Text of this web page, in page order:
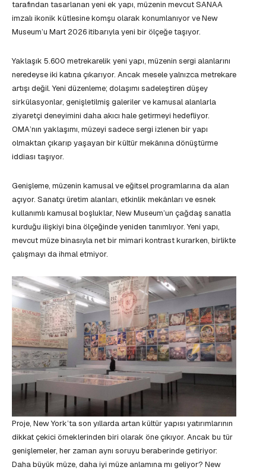
tarafından tasarlanan yeni ek yapı, müzenin mevcut SANAA
imzalı ikonik kütlesine komşu olarak konumlanıyor ve New
Museum’u Mart 2026 itibarıyla yeni bir ölçeğe taşıyor.
Yaklaşık 5.600 metrekarelik yeni yapı, müzenin sergi alanlarını
neredeyse iki katına çıkarıyor. Ancak mesele yalnızca metrekare
artışı değil. Yeni düzenleme; dolaşımı sadeleştiren düşey
sirkülasyonlar, genişletilmiş galeriler ve kamusal alanlarla
ziyaretçi deneyimini daha akıcı hale getirmeyi hedefliyor.
OMA’nın yaklaşımı, müzeyi sadece sergi izlenen bir yapı
olmaktan çıkarıp yaşayan bir kültür mekânına dönüştürme
iddiası taşıyor.
Genişleme, müzenin kamusal ve eğitsel programlarına da alan
açıyor. Sanatçı üretim alanları, etkinlik mekânları ve esnek
kullanımlı kamusal boşluklar, New Museum’un çağdaş sanatla
kurduğu ilişkiyi bina ölçeğinde yeniden tanımlıyor. Yeni yapı,
mevcut müze binasıyla net bir mimari kontrast kurarken, birlikte
çalışmayı da ihmal etmiyor.
Proje, New York’ta son yıllarda artan kültür yapısı yatırımlarının
dikkat çekici örneklerinden biri olarak öne çıkıyor. Ancak bu tür
genişlemeler, her zaman aynı soruyu beraberinde getiriyor:
Daha büyük müze, daha iyi müze anlamına mı geliyor? New